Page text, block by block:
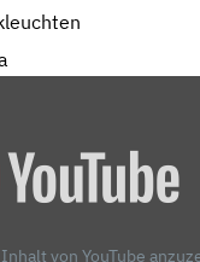
von YouTube